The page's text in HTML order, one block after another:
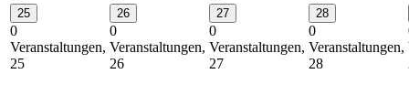
25
0
Veranstaltungen,
25
26
0
Veranstaltungen,
26
27
0
Veranstaltungen,
27
28
0
Veranstaltungen,
28